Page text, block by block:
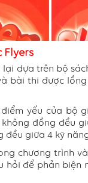
Flyers
dựa trên bộ
bài thi được
yếu của
đồng đều
đều giữa 4 kỹ
chương trình
để phản biện